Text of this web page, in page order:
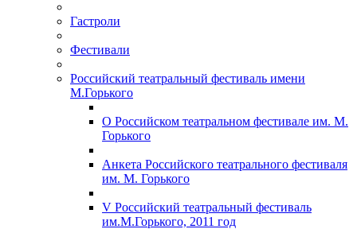
Гастроли
Фестивали
Российский театральный фестиваль имени
М.Горького
О Российском театральном фестивале им. М.
Горького
Анкета Российского театрального фестиваля
им. М. Горького
V Российский театральный фестиваль
им.М.Горького, 2011 год